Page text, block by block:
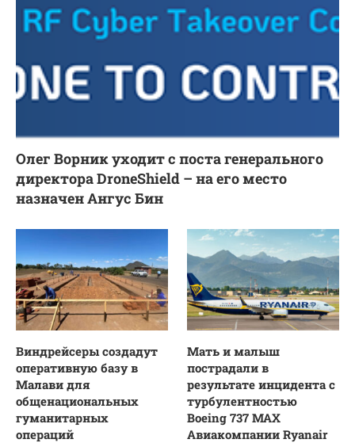
Олег Ворник уходит с поста генерального
директора DroneShield – на его место
назначен Ангус Бин
Виндрейсеры создадут
оперативную базу в
Малави для
общенациональных
гуманитарных
операций
Мать и малыш
пострадали в
результате инцидента с
турбулентностью
Boeing 737 MAX
Авиакомпании Ryanair